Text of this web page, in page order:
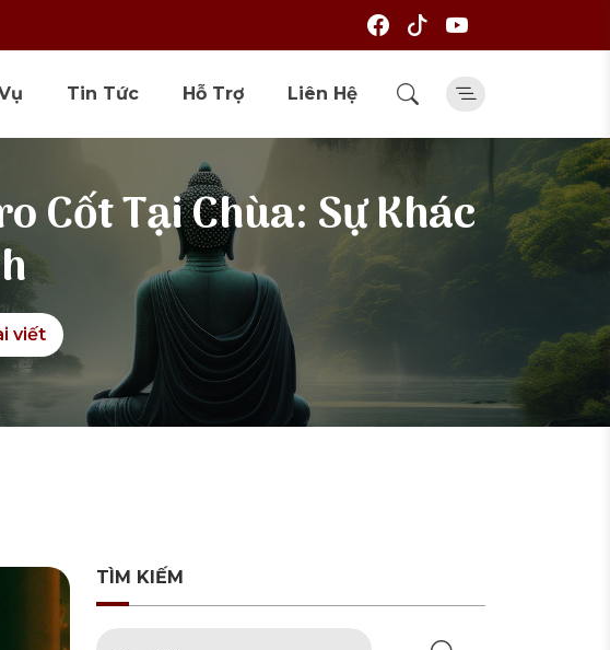
Tin Tức Hỗ Trợ Liên Hệ
Cốt Tại Chùa: Sự Khác
viết
TÌM KIẾM